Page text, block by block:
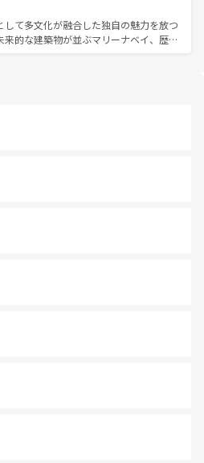
中温暖で、どの季節にも異なる楽しみ
しみやすいタイの人々、仏教を中心とし
様な観光資源が、訪れる旅人を魅了し続
感動するはず。観光スポットが密集し
見どころを回れるのも魅力。息をのむよ
的な体験まで、香港を存分に楽しみ尽く
して多文化が融合した独自の魅力を放つ
来的な建築物が並ぶマリーナベイ、歴史
元の風情を楽しめる外せないスポット